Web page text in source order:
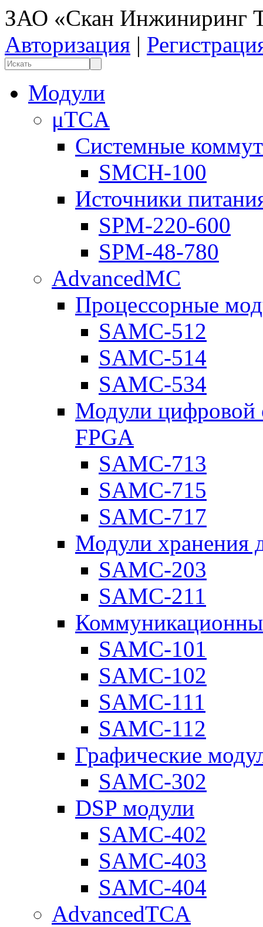
ЗАО «Скан Инжиниринг
Авторизация |
Модули
μTCA
Системные
SMCH-100
Источники
SPM-220-600
SPM-48-780
AdvancedMC
Процессорные
SAMC-512
SAMC-514
SAMC-534
Модули цифровой
FPGA
SAMC-713
SAMC-715
SAMC-717
Модули хранения
SAMC-203
SAMC-211
SAMC-101
SAMC-102
SAMC-111
SAMC-112
Графические
SAMC-302
DSP модули
SAMC-402
SAMC-403
SAMC-404
AdvancedTCA